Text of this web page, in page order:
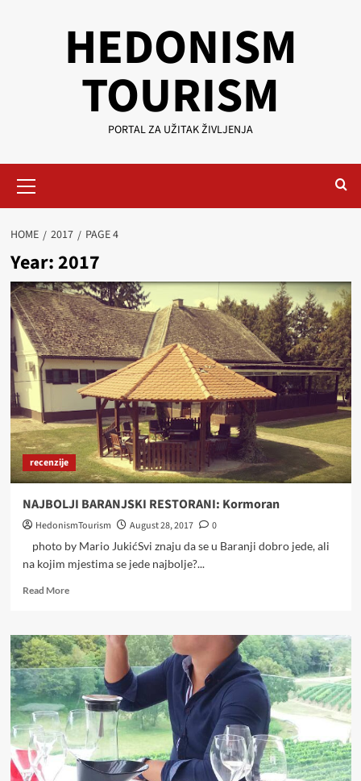
HEDONISM
TOURISM
PORTAL ZA UŽITAK ŽIVLJENJA
Menu
HOME 2017 PAGE 4
Year:2017
recenzije
NAJBOLJI BARANJSKI RESTORANI: Kormoran
HedonismTourism August 28, 2017
0
photo by Mario JukićSvi znaju da se u Baranji dobro jede, ali
na kojim mjestima se jede najbolje?...
Read MoreRead
NAJBOLJI
BARANJSKI
RESTORANI:
Kormoran